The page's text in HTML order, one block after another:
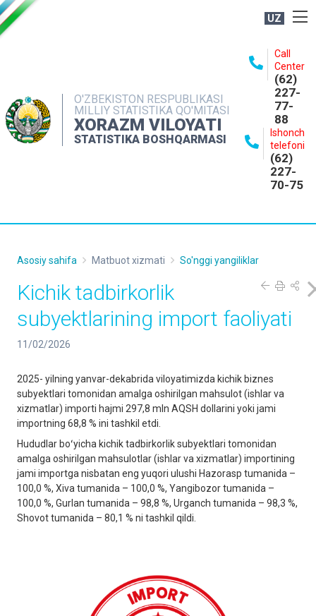
UZ
O'ZBEKISTON RESPUBLIKASI
MILLIY STATISTIKA QO'MITASI
XORAZM VILOYATI
STATISTIKA BOSHQARMASI
Call
Center
(62)
227-
77-
88
Ishonch
telefoni
(62)
227-
70-75
NASHRLAR
INTERAKTIV XIZMATLAR
MATBUOT XIZMATI
Asosiy sahifa Matbuot xizmati So'nggi yangiliklar
Kichik tadbirkorlik
subyektlarining import faoliyati
11/02/2026
2025- yilning yanvar-dekabrida viloyatimizda kichik biznes
subyektlari tomonidan amalga oshirilgan mahsulot (ishlar va
xizmatlar) importi hajmi 297,8 mln AQSH dollarini yoki jami
importning 68,8 % ini tashkil etdi.
Hududlar boʻyicha kichik tadbirkorlik subyektlari tomonidan
amalga oshirilgan mahsulotlar (ishlar va xizmatlar) importining
jami importga nisbatan eng yuqori ulushi Hazorasp tumanida –
100,0 %, Xiva tumanida – 100,0 %, Yangibozor tumanida –
100,0 %, Gurlan tumanida – 98,8 %, Urganch tumanida – 98,3 %,
Shovot tumanida – 80,1 % ni tashkil qildi.